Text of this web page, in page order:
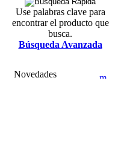
Use palabras clave para
encontrar el producto que
busca.
Búsqueda Avanzada
Novedades